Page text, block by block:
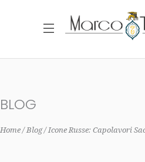
BLOG
Home Blog Icone Russe: Capolavori